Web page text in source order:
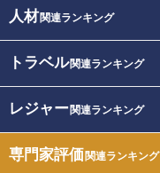
人材関連ランキング
トラベル関連ランキング
レジャー関連ランキング
専門家評価関連ランキング